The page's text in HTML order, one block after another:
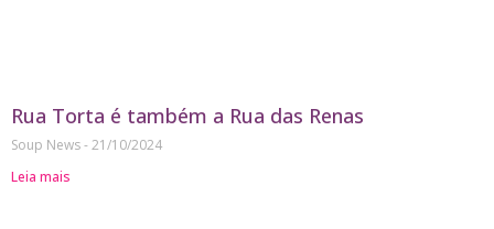
Rua Torta é também a Rua das Renas
Soup News 21/10/2024
Leia mais